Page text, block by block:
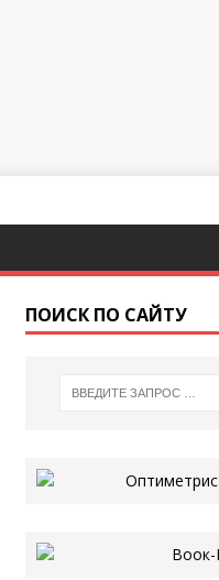
ПОИСК ПО САЙТУ